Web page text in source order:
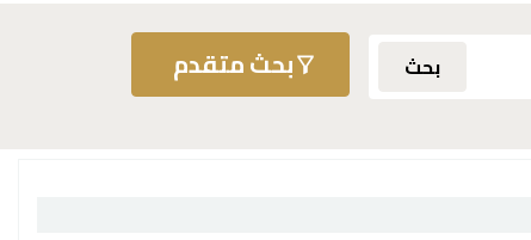
بحث بحث متقدم